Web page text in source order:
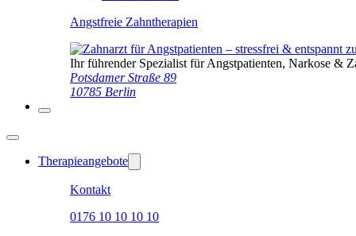
Angstfreie Zahntherapien
Ihr führender Spezialist für Angstpatienten, Narkose &
Potsdamer Straße 89
10785 Berlin
Therapieangebote
Kontakt
0176 10 10 10 10